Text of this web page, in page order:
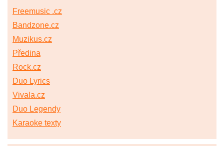
Freemusic .cz
Bandzone.cz
Muzikus.cz
Předina
Rock.cz
Duo Lyrics
Vivala.cz
Duo Legendy
Karaoke texty